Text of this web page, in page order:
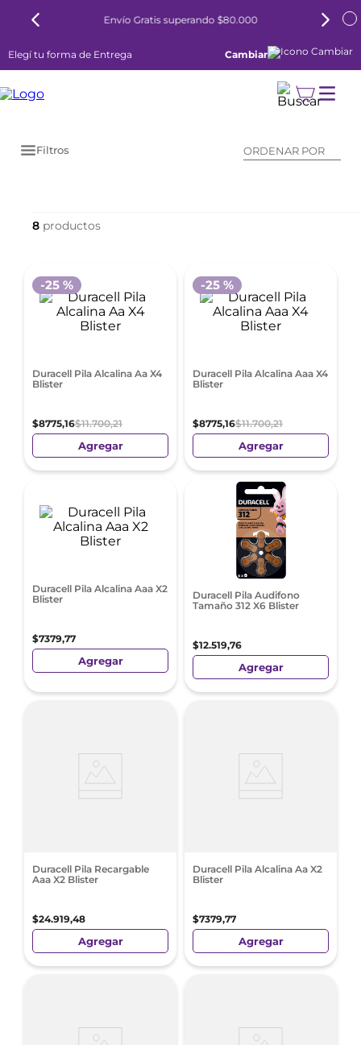
Envío Gratis superando $80.000
Elegí tu forma de Entrega Cambiar
Filtros ORDENAR POR
8
Duracell Pila Alcalina Aa X4
Blister
$8775,16$11.700,21
-25 %
Agregar
Duracell Pila Alcalina Aaa X4
Blister
$8775,16$11.700,21
-25 %
Agregar
Duracell Pila Alcalina Aaa X2
Blister
$7379,77
Agregar
Duracell Pila Audifono
Tamaño 312 X6 Blister
$12.519,76
Agregar
Duracell Pila Recargable
Aaa X2 Blister
$24.919,48
Agregar
Duracell Pila Alcalina Aa X2
Blister
$7379,77
Agregar